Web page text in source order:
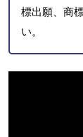
標出願、商
い。